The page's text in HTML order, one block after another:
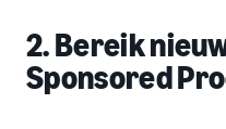
2. Bereik
Sponsored